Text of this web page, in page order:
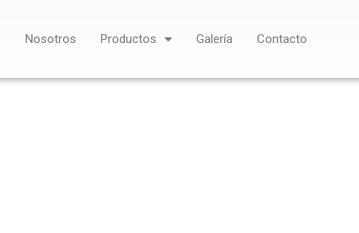
Nosotros Productos Galería Contacto